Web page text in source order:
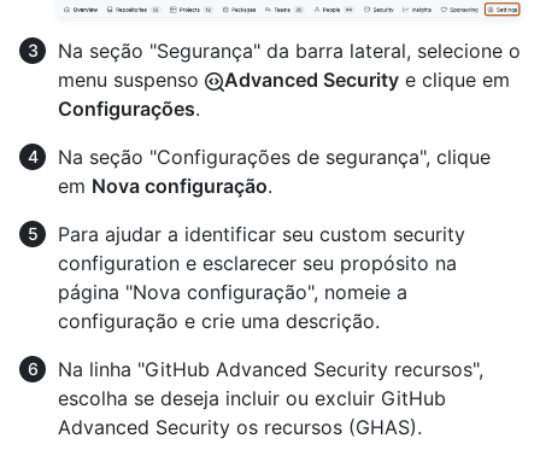
Na seção "Segurança" da barra lateral, selecione o
menu suspenso
Advanced Security e clique em
Configurações.
Na seção "Configurações de segurança", clique
em Nova configuração.
Para ajudar a identificar seu custom security
configuration e esclarecer seu propósito na
página "Nova configuração", nomeie a
configuração e crie uma descrição.
Na linha "GitHub Advanced Security recursos",
escolha se deseja incluir ou excluir GitHub
Advanced Security os recursos (GHAS).